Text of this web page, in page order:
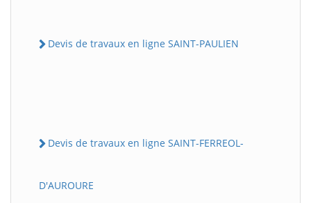
Devis de travaux en ligne SAINT-PAULIEN
Devis de travaux en ligne SAINT-FERREOL-
D'AUROURE